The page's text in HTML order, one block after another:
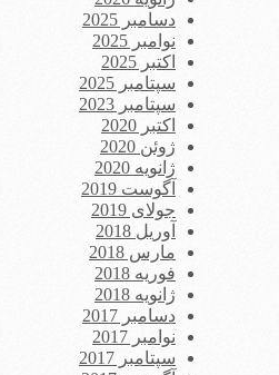
دسامبر 2025
نوامبر 2025
اکتبر 2025
سپتامبر 2025
سپتامبر 2023
اکتبر 2020
ژوئن 2020
ژانویه 2020
آگوست 2019
جولای 2019
آوریل 2018
مارس 2018
فوریه 2018
ژانویه 2018
دسامبر 2017
نوامبر 2017
سپتامبر 2017